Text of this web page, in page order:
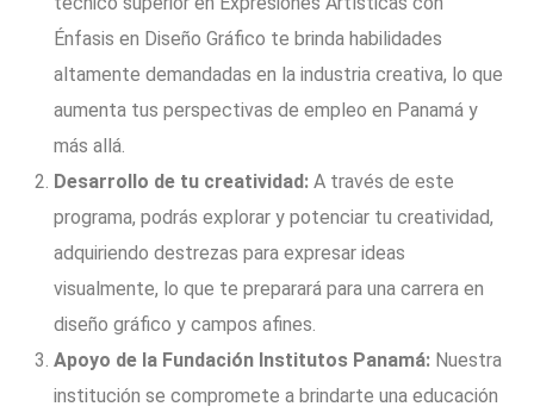
Énfasis en Diseño Gráfico te brinda habilidades
altamente demandadas en la industria creativa, lo que
aumenta tus perspectivas de empleo en Panamá y
más allá.
Desarrollo de tu creatividad: A través de este
programa, podrás explorar y potenciar tu creatividad,
adquiriendo destrezas para expresar ideas
visualmente, lo que te preparará para una carrera en
diseño gráfico y campos afines.
Apoyo de la Fundación Institutos Panamá: Nuestra
institución se compromete a brindarte una educación